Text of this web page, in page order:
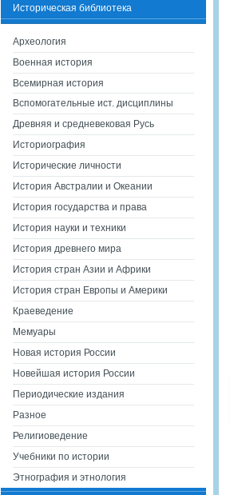
Историческая библиотека
Археология
Военная история
Всемирная история
Вспомогательные ист. дисциплины
Древняя и средневековая Русь
Историография
Исторические личности
История Австралии и Океании
История государства и права
История науки и техники
История древнего мира
История стран Азии и Африки
История стран Европы и Америки
Краеведение
Мемуары
Новая история России
Новейшая история России
Периодические издания
Разное
Религиоведение
Учебники по истории
Этнография и этнология